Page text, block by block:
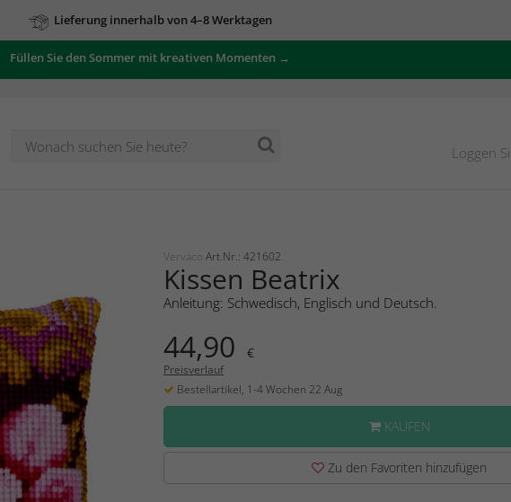
Lieferung innerhalb von 4–8 Werktagen
Füllen Sie den Sommer mit kreativen Momenten →
Loggen
Vervaco Art.Nr.: 421602
Kissen Beatrix
Anleitung: Schwedisch, Englisch und Deutsch.
44,90 €
Preisverlauf
Bestellartikel, 1-4 Wochen 22 Aug
KAUFEN
Zu den Favoriten hinzufügen